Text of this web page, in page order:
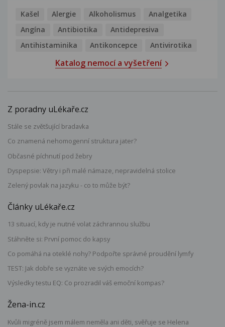
Kašel Alergie Alkoholismus
Analgetika
Angína
Antibiotika
Antidepresiva
Antihistaminika
Antikoncepce Antivirotika
Katalog nemocí a vyšetření
Z poradny uLékaře.cz
Stále se zvětšující bradavka
Co znamená nehomogenní struktura jater?
Občasné píchnutí pod žebry
Dyspepsie: Větry i při malé námaze, nepravidelná stolice
Zelený povlak na jazyku - co to může být?
Články uLékaře.cz
13 situací, kdy je nutné volat záchrannou službu
Stáhněte si: První pomoc do kapsy
Co pomáhá na oteklé nohy? Podpořte správné proudění lymfy
TEST: Jak dobře se vyznáte ve svých emocích?
Výsledky testu EQ: Co prozradil váš emoční kompas?
Žena-in.cz
Kvůli migréně jsem málem neměla ani děti, svěřuje se Helena